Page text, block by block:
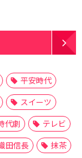
平安時代
スイーツ
代劇
テレビ
田信長
抹茶